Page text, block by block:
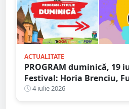
ACTUALITATE
PROGRAM duminică, 19
Festival: Horia Brenciu,
Neoton Família, dar și
pentru toate vârstele
4 iulie 2026